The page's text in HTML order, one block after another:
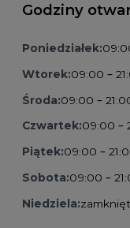
Godziny
Poniedziałek:
Wtorek:09:00 –
Środa:09:00 –
Czwartek:09:00 –
Piątek:09:00 –
Sobota:09:00 –
Niedziela: